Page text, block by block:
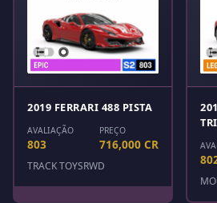
2019 FERRARI 488 PISTA
AVALIAÇÃO
803
PREÇO
716,000 CR
TRACK TOYSRWD